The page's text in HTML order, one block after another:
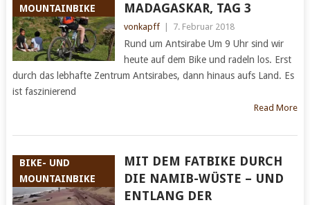
MOUNTAINBIKE
MADAGASKAR, TAG 3
vonkapff 7. Februar 2018
Rund um Antsirabe Um 9 Uhr sind wir
heute auf dem Bike und radeln los. Erst
durch das lebhafte Zentrum Antsirabes, dann hinaus aufs Land. Es
ist faszinierend
Read More
BIKE- UND
MOUNTAINBIKE
MIT DEM FATBIKE DURCH
DIE NAMIB-WÜSTE – UND
ENTLANG DER